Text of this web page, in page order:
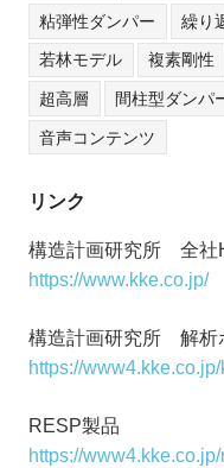
粘弾性ダンパー 繰り
若林モデル 複素剛性
超高層 間柱型ダンパ
音声コンテンツ
リンク
構造計画研究所 全社
https://www.kke.co.jp/
構造計画研究所 解析
https://
RESP製品
https://